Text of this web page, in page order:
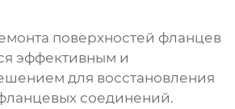
поверхностей фланцев
эффективным и
для восстановления
соединений.